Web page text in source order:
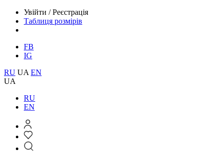
Увійти /Реєстрація
Таблиця розмірів
FB
IG
RU UA EN
UA
RU
EN